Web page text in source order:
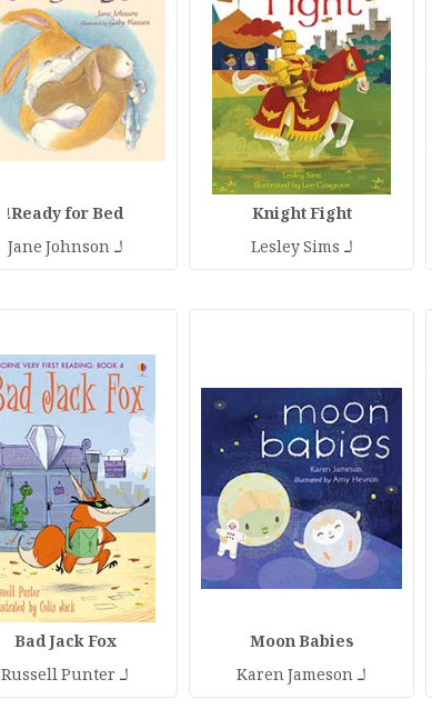
Knight Fight
لـ Lesley Sims
Ready for Bed!
لـJane Johnson
Moon Babies
لـKaren Jameson
Bad Jack Fox
لـ Russell Punter